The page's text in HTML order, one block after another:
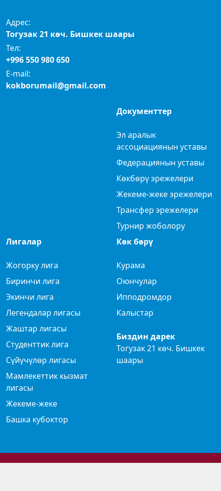
Адрес:
Тогузак 21 көч. Бишкек шаары
Тел:
+996 550 980 650
E-mail:
kokborumail@gmail.com
Документтер
Эл аралык
ассоциациянын уставы
Федерациянын уставы
Көкбөрү эрежелери
Жекеме-жеке эрежелери
Трансфер эрежелери
Турнир жоболору
Лигалар
Жогорку лига
Биринчи лига
Экинчи лига
Легендалар лигасы
Жаштар лигасы
Студенттик лига
Сүйүчүлөр лигасы
Мамлекеттик кызмат
лигасы
Жекеме-жеке
Башка кубоктор
Көк бөрү
Курама
Оюнчулар
Ипподромдор
Калыстар
Биздин дарек
Тогузак 21 көч. Бишкек
шаары